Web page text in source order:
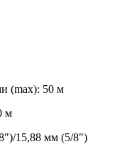
(max): 50 м
м
15,88 мм (5/8")